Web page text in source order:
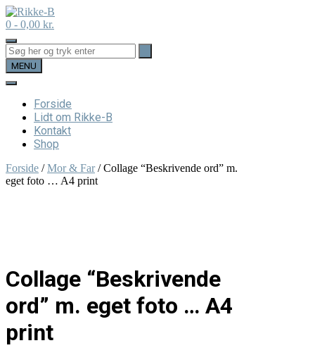
Skip
to
content
0 - 0,00 kr.
MENU
Forside
Lidt om Rikke-B
Kontakt
Shop
Forside /Mor & Far/ Collage “Beskrivende ord” m.
eget foto … A4 print
Collage “Beskrivende
ord” m. eget foto … A4
print